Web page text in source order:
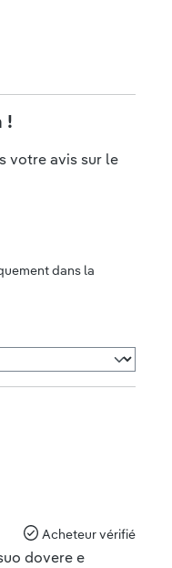
!
votre avis sur le
dans la
Acheteur vérifié
dovere e